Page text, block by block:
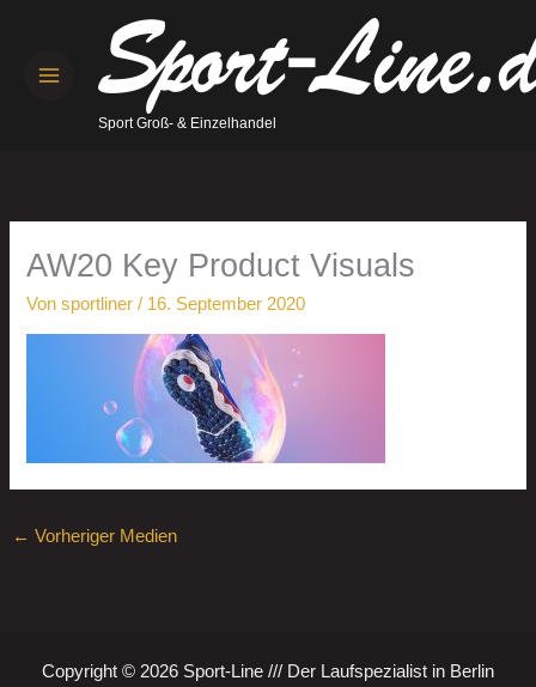
springen
Sport Groß- & Einzelhandel
AW20 Key Product Visuals
Vonsportliner/ 16. September 2020
← Vorheriger Medien
Copyright © 2026 Sport-Line /// Der Laufspezialist in Berlin